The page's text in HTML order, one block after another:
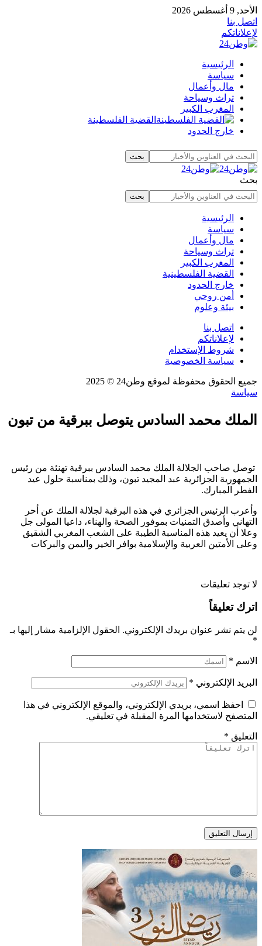
الأحد, 9 أغسطس 2026
اتصل بنا
لإعلاناتكم
الرئيسية
سياسة
مال وأعمال
تراث وسياحة
المغرب الكبير
القضية الفلسطينة
خارج الحدود
بحث
الرئيسية
سياسة
مال وأعمال
تراث وسياحة
المغرب الكبير
القضية الفلسطينية
خارج الحدود
أمن روحي
بيئة وعلوم
اتصل بنا
لإعلاناتكم
شروط الإستخدام
سياسة الخصوصية
جميع الحقوق محفوظة لموقع وطن24 © 2025
سياسة
الملك محمد السادس يتوصل ببرقية من تبون
توصل صاحب الجلالة الملك محمد السادس ببرقية تهنئة من رئيس
الجمهورية الجزائرية عبد المجيد تبون، وذلك بمناسبة حلول عيد
الفطر المبارك.
وأعرب الرئيس الجزائري في هذه البرقية لجلالة الملك عن أحر
التهاني وأصدق التمنيات بموفور الصحة والهناء، داعيا المولى جل
وعلا أن يعيد هذه المناسبة الطيبة على الشعب المغربي الشقيق
وعلى الأمتين العربية والإسلامية بوافر الخير واليمن والبركات
لا توجد تعليقات
اترك تعليقاً
لن يتم نشر عنوان بريدك الإلكتروني. الحقول الإلزامية مشار إليها بـ
*
الاسم *
البريد الإلكتروني *
احفظ اسمي، بريدي الإلكتروني، والموقع الإلكتروني في هذا
المتصفح لاستخدامها المرة المقبلة في تعليقي.
التعليق *